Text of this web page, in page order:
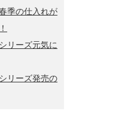
季の仕入れが
リーズ元気に
リーズ発売の